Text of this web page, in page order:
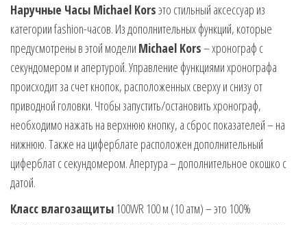
Наручные Часы Michael Korsэто стильный аксессуар из
категории fashion-часов. Из дополнительных функций, которые
предусмотрены в этой модели Michael Kors– хронограф с
секундомером и апертурой. Управление функциями хронографа
происходит за счет кнопок, расположенных сверху и снизу от
приводной головки. Чтобы запустить/остановить хронограф,
необходимо нажать на верхнюю кнопку, а сброс показателей – на
нижнюю. Также на циферблате расположен дополнительный
циферблат с секундомером. Апертура – дополнительное окошко с
датой.
Класс влагозащиты 100WR 100 м (10 атм) – это 100%